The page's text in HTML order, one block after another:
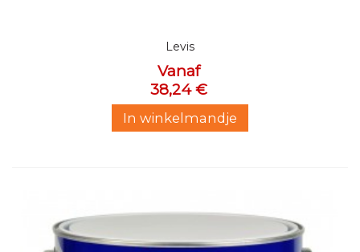
Levis
Vanaf
38,24 €
In winkelmandje